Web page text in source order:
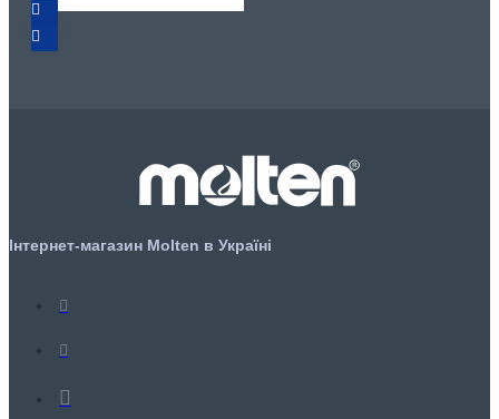
Інтернет-магазин Molten в Україні